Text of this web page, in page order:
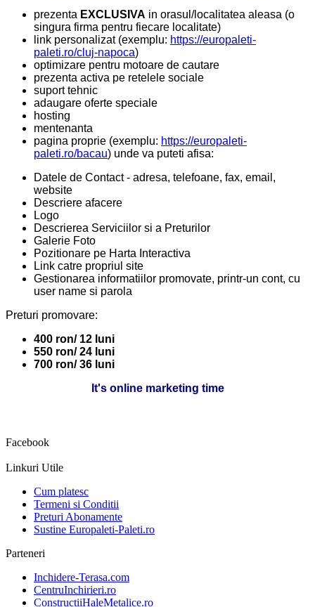
prezenta EXCLUSIVA in orasul/localitatea aleasa (o
singura firma pentru fiecare localitate)
link personalizat (exemplu: https://europaleti-
paleti.ro/cluj-napoca)
optimizare pentru motoare de cautare
prezenta activa pe retelele sociale
suport tehnic
adaugare oferte speciale
hosting
mentenanta
pagina proprie (exemplu: https://europaleti-
paleti.ro/bacau) unde va puteti afisa:
Datele de Contact - adresa, telefoane, fax, email,
website
Descriere afacere
Logo
Descrierea Serviciilor si a Preturilor
Galerie Foto
Pozitionare pe Harta Interactiva
Link catre propriul site
Gestionarea informatiilor promovate, printr-un cont, cu
user name si parola
Preturi promovare:
400 ron/ 12 luni
550 ron/ 24 luni
700 ron/ 36 luni
It's online marketing time
Facebook
Linkuri Utile
Cum platesc
Termeni si Conditii
Preturi Abonamente
Sustine Europaleti-Paleti.ro
Parteneri
Inchidere-Terasa.com
CentruInchirieri.ro
ConstructiiHaleMetalice.ro